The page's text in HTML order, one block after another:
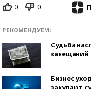
0 0
РЕКОМЕНДУЕМ:
Судьба
завещаний
Бизнес
закупают